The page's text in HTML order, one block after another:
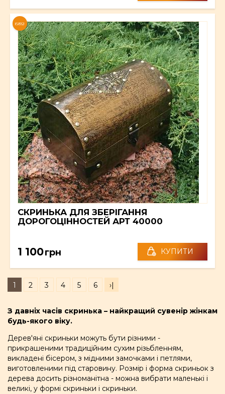
NEW
СКРИНЬКА ДЛЯ ЗБЕРІГАННЯ
ДОРОГОЦІННОСТЕЙ АРТ 40000
1 100грн КУПИТИ
1 2 3 4 5 6 ›|
З давніх часів скринька – найкращий сувенір жінкам
будь-якого віку.
Дерев'яні скриньки можуть бути різними -
прикрашеними традиційним сухим різьбленням,
викладені бісером, з мідними замочками і петлями,
виготовленими під старовину. Розмір і форма скриньок з
дерева досить різноманітна - можна вибрати маленькі і
великі, у формі скриньки і скриньки.